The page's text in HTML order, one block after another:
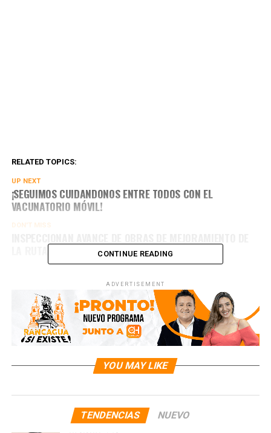
RELATED TOPICS:
UP NEXT
¡SEGUIMOS CUIDANDONOS ENTRE TODOS CON EL
VACUNATORIO MÓVIL!
DON'T MISS
LA RUTA H-45-G EN SECTOR CUESTA CHADA
CONTINUE READING
ADVERTISEMENT
YOU MAY LIKE
TENDENCIAS NUEVO